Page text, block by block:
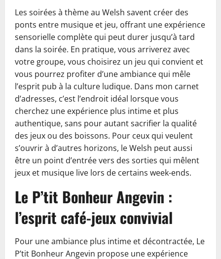
Les soirées à thème au Welsh savent créer des
ponts entre musique et jeu, offrant une expérience
sensorielle complète qui peut durer jusqu’à tard
dans la soirée. En pratique, vous arriverez avec
votre groupe, vous choisirez un jeu qui convient et
vous pourrez profiter d’une ambiance qui mêle
l’esprit pub à la culture ludique. Dans mon carnet
d’adresses, c’est l’endroit idéal lorsque vous
cherchez une expérience plus intime et plus
authentique, sans pour autant sacrifier la qualité
des jeux ou des boissons. Pour ceux qui veulent
s’ouvrir à d’autres horizons, le Welsh peut aussi
être un point d’entrée vers des sorties qui mêlent
jeux et musique live lors de certains week-ends.
Le P’tit Bonheur Angevin :
l’esprit café-jeux convivial
Pour une ambiance plus intime et décontractée, Le
P’tit Bonheur Angevin propose une expérience